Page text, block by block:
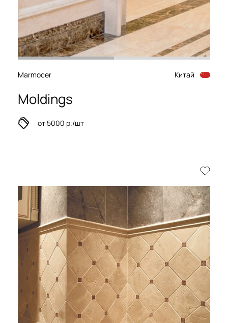
Marmocer Китай
Moldings
от 5000 р./шт